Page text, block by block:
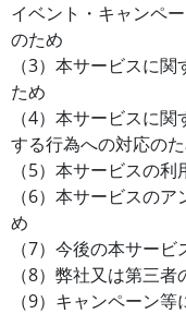
イベント・キャンペ
のため
（3）本サービスに
ため
（4）本サービスに
する行為への対応の
（5）本サービスの
（6）本サービスの
め
（7）今後の本サー
（8）弊社又は第三
（9）キャンペーン